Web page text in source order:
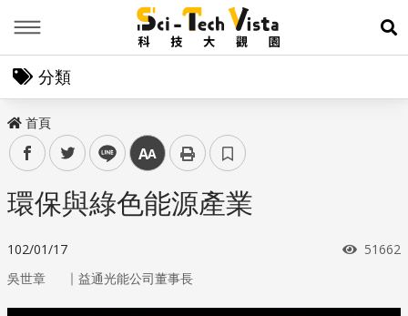
展
分類
首頁
facebooktwitter line 中
環保與綠色能源產業
102/01/17 瀏覽次
51662
吳世章 ｜ 益通光能公司董事長